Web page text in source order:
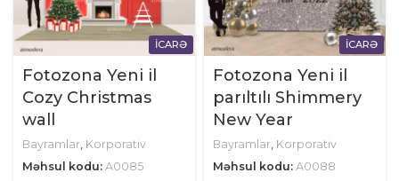
İCARƏ
Fotozona Yeni il
Cozy Christmas
wall
Bayramlar Korporativ
Məhsul kodu: A0085
İCARƏ
Fotozona Yeni il
parıltılı Shimmery
New Year
Bayramlar Korporativ
Məhsul kodu: A0088